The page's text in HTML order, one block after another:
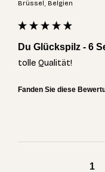
Brüssel, Belgien
Du Glückspilz - 6
tolle Qualität!
Fanden Sie diese
1